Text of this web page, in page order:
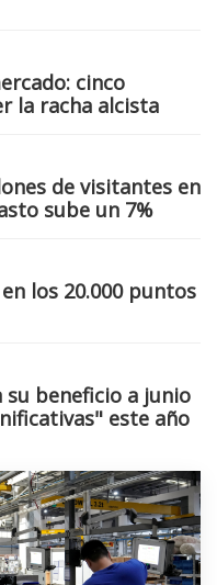
cinco
la racha alcista
de visitantes en
sube un 7%
los 20.000 puntos
su beneficio a junio
este año